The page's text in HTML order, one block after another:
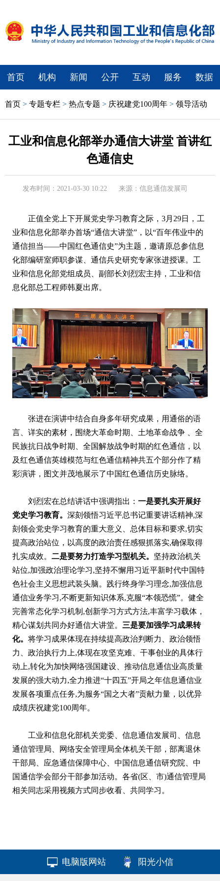
首页 机构 新闻 公开 互动 服务 数据
首页 > 专题专栏 > 热点专题 > 庆祝建党100周年 > 领导活动
工业和信息化部举办通信大讲堂 首讲红
色通信史
发布时间：2021-03-30 10:22 来源：信息通信发展司
正值全党上下开展党史学习教育之际，3月29日，工
业和信息化部举办首场“通信大讲堂”，以“百年伟业中的
通信担当——中国红色通信史”为主题，邀请原总参信息
化部编研室师职参谋、通信兵史研究专家张进授课。工
业和信息化部党组成员、副部长刘烈宏主持，工业和信
息化部总工程师韩夏出席。
张进在演讲中结合自身多年研究成果，用通俗的语
言、详实的素材，围绕大革命时期、土地革命战争 、全
民族抗日战争时期、全国解放战争时期的红色通信，以
及红色通信英雄模范与红色通信精神共五个部分作了精
彩演讲，图文并茂地展示了中国红色通信历史脉络。
刘烈宏在总结讲话中强调指出： 一是要扎实开展好
党史学习教育。 深刻领悟习近平总书记重要讲话精神,深
刻领会党史学习教育的重大意义、总体目标和要求,切实
提高政治站位，以高度的政治责任感狠抓落实,确保取得
扎实成效。 二是要努力打造学习型机关。 坚持政治机关
站位,加强政治理论学习,坚持不懈用习近平新时代中国特
色社会主义思想武装头脑。践行终身学习理念,加强信息
通信业务学习,不断更新知识体系,克服“本领恐慌”。健全
完善常态化学习机制,创新学习方式方法,丰富学习载体，
精心谋划共同办好通信大讲堂。 三是要加强学习成果转
化。 将学习成果体现在持续提高政治判断力、政治领悟
力、政治执行力上,体现在攻坚克难、干事创业的具体行
动上,转化为加快网络强国建设、推动信息通信业高质量
发展的强大动力,全力推进“十四五”开局之年信息通信业
发展各项重点任务,为服务“国之大者”贡献力量，以优异
成绩庆祝建党100周年。
工业和信息化部机关党委、信息通信发展司、信息
通信管理局、网络安全管理局全体机关干部，部离退休
干部局、应急通信保障中心、中国信息通信研究院、中
国通信学会部分干部参加活动。各省(区、市)通信管理局
相关同志采用视频方式同步收看、共同学习。
电脑版网站 阳光小信